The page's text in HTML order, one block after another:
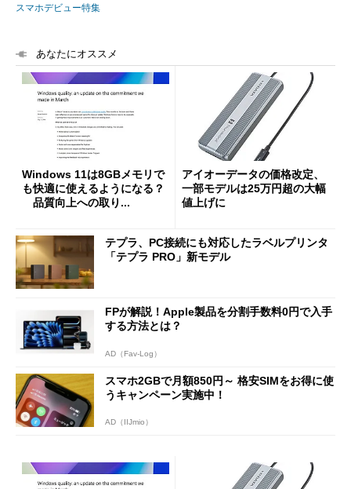
スマホデビュー特集
あなたにオススメ
Windows 11は8GBメモリで
も快適に使えるようになる？
品質向上への取り...
アイオーデータの価格改定、
一部モデルは25万円超の大幅
値上げに
テプラ、PC接続にも対応したラベルプリンタ
「テプラ PRO」新モデル
FPが解説！Apple製品を分割手数料0円で入手
する方法とは？
AD（Fav-Log）
スマホ2GBで月額850円～ 格安SIMをお得に使
うキャンペーン実施中！
AD（IIJmio）